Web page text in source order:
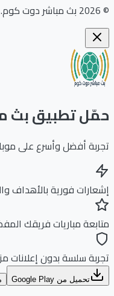
بث مباشر دوت كوم.
تطبيق بث
أفضل وأسرع على موبايلك
فورية بالأهداف
مباريات فريقك المفضل
سلسة بدون إعلانات
تحميل من Google Play